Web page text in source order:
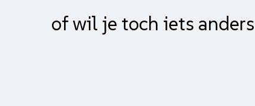
of wil je toch iets anders